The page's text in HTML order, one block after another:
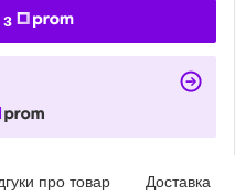
про товар Доставка